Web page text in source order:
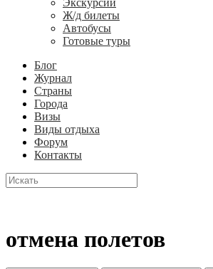
Экскурсии
Ж/д билеты
Автобусы
Готовые туры
Блог
Журнал
Страны
Города
Визы
Виды отдыха
Форум
Контакты
отмена полетов